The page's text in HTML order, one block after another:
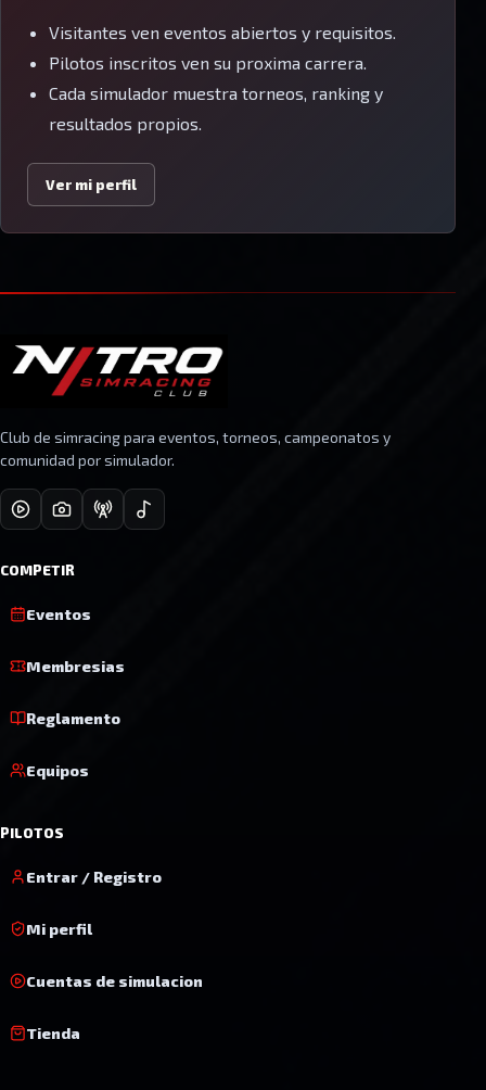
Visitantes ven eventos abiertos y requisitos.
Pilotos inscritos ven su proxima carrera.
Cada simulador muestra torneos, ranking y
resultados propios.
Ver mi perfil
Club de simracing para eventos, torneos, campeonatos y
comunidad por simulador.
COMPETIR
Eventos
Membresias
Reglamento
Equipos
PILOTOS
Entrar / Registro
Mi perfil
Cuentas de simulacion
Tienda